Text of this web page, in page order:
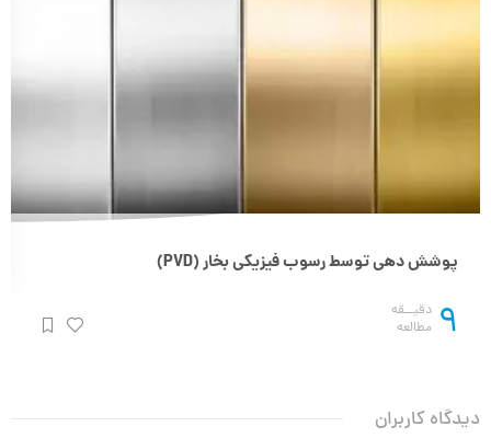
پوشش دهی توسط رسوب فیزیکی بخار (PVD)
9 دقیــقه
مطالعه
دیدگاه کاربران